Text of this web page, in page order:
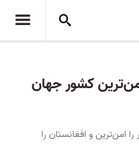
کشور جهان
امن‌ترین و افغانستان را